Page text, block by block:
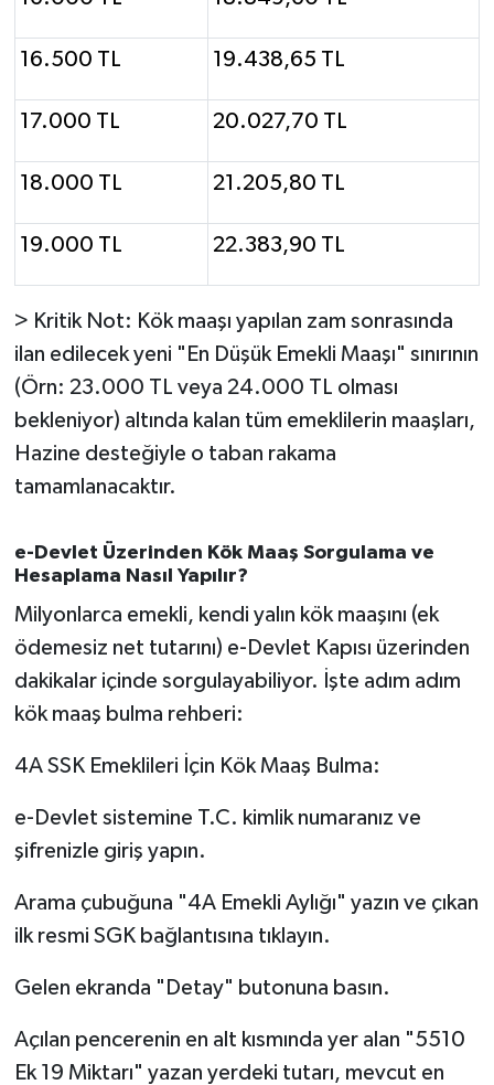
16.500 TL 19.438,65 TL
17.000 TL 20.027,70 TL
18.000 TL 21.205,80 TL
19.000 TL 22.383,90 TL
> Kritik Not: Kök maaşı yapılan zam sonrasında
ilan edilecek yeni "En Düşük Emekli Maaşı" sınırının
(Örn: 23.000 TL veya 24.000 TL olması
bekleniyor) altında kalan tüm emeklilerin maaşları,
Hazine desteğiyle o taban rakama
tamamlanacaktır.
e-Devlet Üzerinden Kök Maaş Sorgulama ve
Hesaplama Nasıl Yapılır?
Milyonlarca emekli, kendi yalın kök maaşını (ek
ödemesiz net tutarını) e-Devlet Kapısı üzerinden
dakikalar içinde sorgulayabiliyor. İşte adım adım
kök maaş bulma rehberi:
4A SSK Emeklileri İçin Kök Maaş Bulma:
e-Devlet sistemine T.C. kimlik numaranız ve
şifrenizle giriş yapın.
Arama çubuğuna "4A Emekli Aylığı" yazın ve çıkan
ilk resmi SGK bağlantısına tıklayın.
Gelen ekranda "Detay" butonuna basın.
Açılan pencerenin en alt kısmında yer alan "5510
Ek 19 Miktarı" yazan yerdeki tutarı, mevcut en